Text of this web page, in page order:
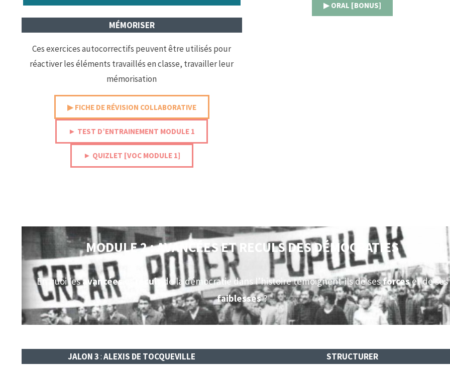
▶︎ ORAL [BONUS]
MÉMORISER
Ces exercices autocorrectifs peuvent être utilisés pour
réactiver les éléments travaillés en classe, travailler leur
mémorisation
▶︎ FICHE DE RÉVISION COLLABORATIVE
► TEST D’ENTRAINEMENT MODULE 1
► QUIZLET [VOC MODULE 1]
MODULE2 : AVANCÉES ET RECULS DES DÉMOCRATIES
En quoi lesavancées reculsde la démocratie dans l’histoire témoignent-ils de sesforceset de ses
faiblesses?
JALON 3:ALEXIS DE TOCQUEVILLE STRUCTURER